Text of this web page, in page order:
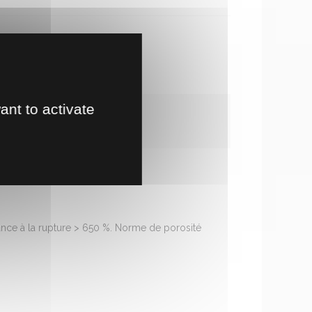
à la rupture > 650 %. Norme de porosité
to activate